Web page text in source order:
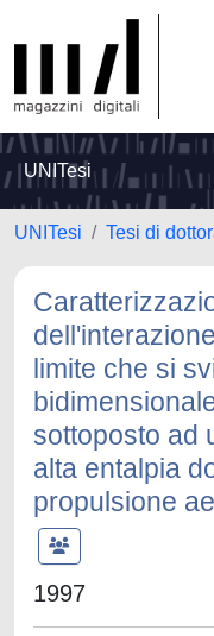
UNITesi
UNITesi Tesi di
limite che si
sottoposto ad
alta entalpia
propulsione
1997